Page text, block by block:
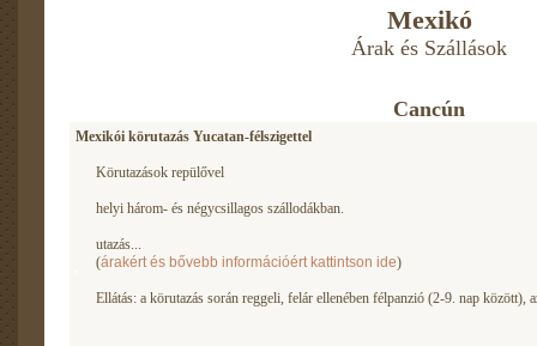
Mexikó
Árak és Szállások
Cancún
Mexikói körutazás Yucatan-félszigettel
Körutazások repülővel
helyi három- és négycsillagos szállodákban.
utazás...
(árakért és bővebb információért kattintson ide)
Ellátás: a körutazás során reggeli, felár ellenében félpanzió (2-9. nap között),